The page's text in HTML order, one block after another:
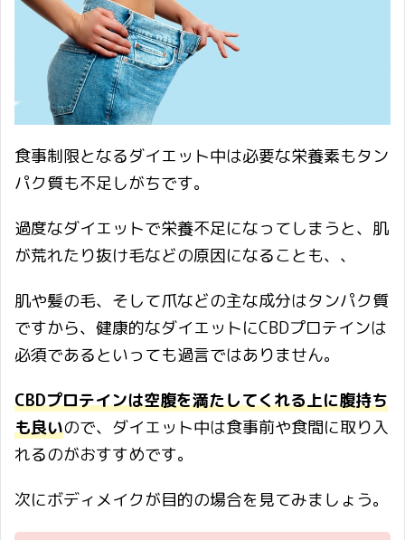
食事制限となるダイエット中は必要な栄養素もタン
パク質も不足しがちです。
過度なダイエットで栄養不足になってしまうと、肌
が荒れたり抜け毛などの原因になることも、、
肌や髪の毛、そして爪などの主な成分はタンパク質
ですから、健康的なダイエットにCBDプロテインは
必須であるといっても過言ではありません。
CBDプロテインは空腹を満たしてくれる上に腹持ち
も良いので、ダイエット中は食事前や食間に取り入
れるのがおすすめです。
次にボディメイクが目的の場合を見てみましょう。